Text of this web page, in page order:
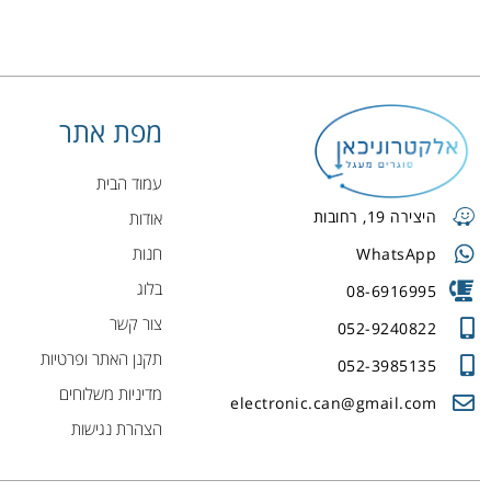
היצירה 19, רחובות
WhatsApp
08-6916995
052-9240822
052-3985135
electronic.can@gmail.com
מפת אתר
עמוד הבית
אודות
חנות
בלוג
צור קשר
תקנן האתר ופרטיות
מדיניות משלוחים
הצהרת נגישות